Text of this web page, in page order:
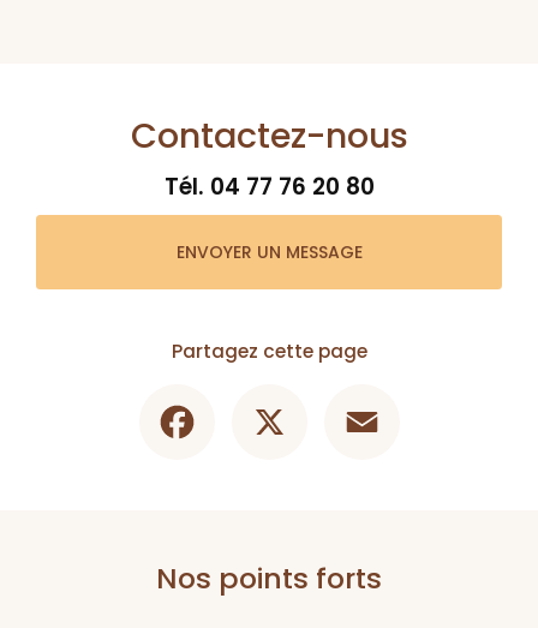
Contactez-nous
Tél. 04 77 76 20 80
ENVOYER UN MESSAGE
Partagez cette page
Nos points forts